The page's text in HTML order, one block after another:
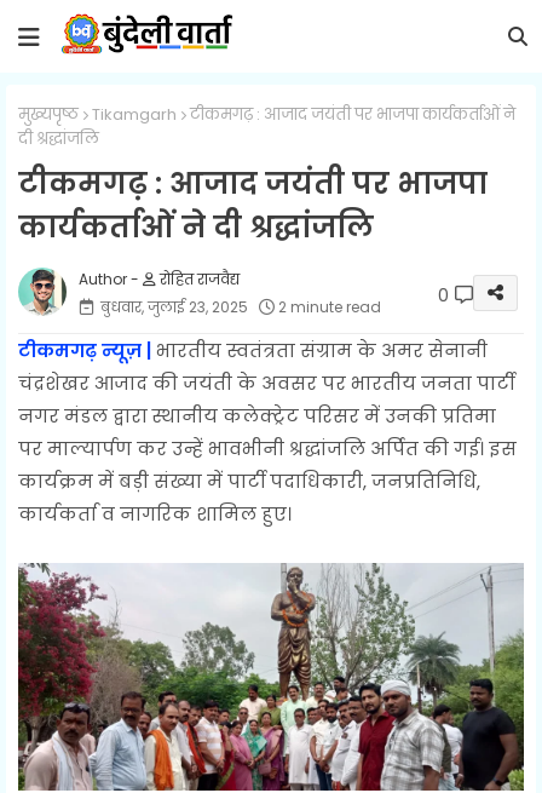
मुख्यपृष्ठ Tikamgarh
टीकमगढ़ : आजाद जयंती पर भाजपा कार्यकर्ताओं ने
दी श्रद्धांजलि
टीकमगढ़ : आजाद जयंती पर भाजपा
कार्यकर्ताओं ने दी श्रद्धांजलि
रोहित राजवैद्य
बुधवार, जुलाई 23, 2025
2 minute read 0
टीकमगढ़ न्यूज़ |
भारतीय स्वतंत्रता संग्राम के अमर सेनानी
चंद्रशेखर आजाद की जयंती के अवसर पर भारतीय जनता पार्टी
नगर मंडल द्वारा स्थानीय कलेक्ट्रेट परिसर में उनकी प्रतिमा
पर माल्यार्पण कर उन्हें भावभीनी श्रद्धांजलि अर्पित की गई। इस
कार्यक्रम में बड़ी संख्या में पार्टी पदाधिकारी, जनप्रतिनिधि,
कार्यकर्ता व नागरिक शामिल हुए।